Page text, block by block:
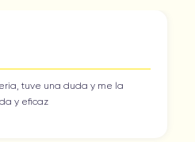
tuve una duda y me la
y eficaz